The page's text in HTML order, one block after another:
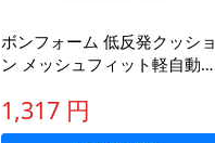
ボンフォーム 低反発クッショ
ン メッシュフィット軽自動車
1,317 円